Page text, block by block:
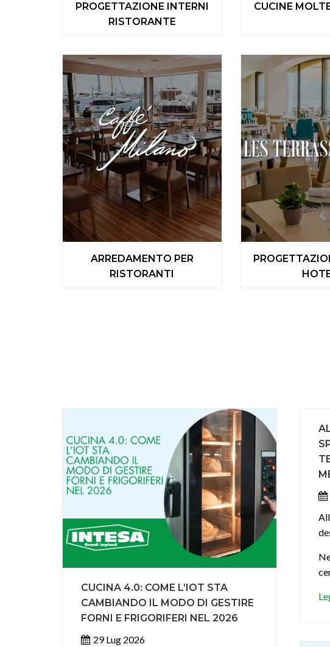
PROGETTAZIONE INTERNI
RISTORANTE
CUCINE
ARREDAMENTO PER
RISTORANTI
CUCINA 4.0: COME L’IOT STA
CAMBIANDO IL MODO DI GESTIRE
FORNI E FRIGORIFERI NEL 2026
29 Lug 2026